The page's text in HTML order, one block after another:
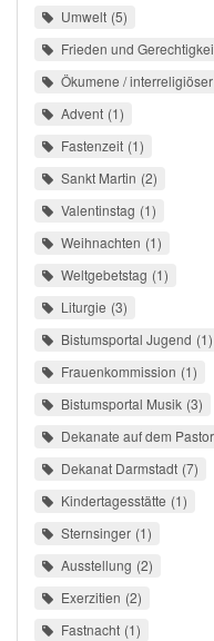
Umwelt 5
Frieden und
Ökumene /
Advent 1
Fastenzeit 1
Sankt Martin 2
Valentinstag 1
Weihnachten 1
Weltgebetstag 1
Liturgie 3
Bistumsportal Jugend 1
Frauenkommission 1
Bistumsportal Musik 3
Dekanate auf dem
Dekanat Darmstadt 7
Kindertagesstätte 1
Sternsinger 1
Ausstellung 2
Exerzitien 2
Fastnacht 1